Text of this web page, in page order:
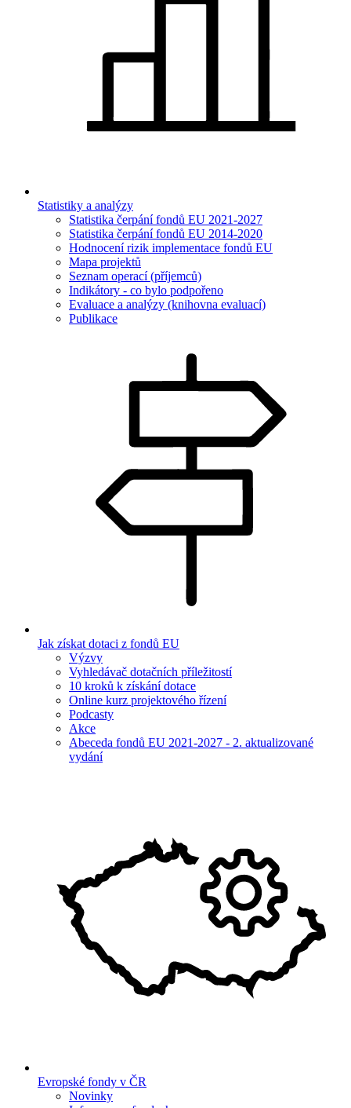
Statistiky a analýzy
Statistika čerpání fondů EU 2021-2027
Statistika čerpání fondů EU 2014-2020
Hodnocení rizik implementace fondů EU
Mapa projektů
Seznam operací (příjemců)
Indikátory - co bylo podpořeno
Evaluace a analýzy (knihovna evaluací)
Publikace
Jak získat dotaci z fondů EU
Výzvy
Vyhledávač dotačních příležitostí
10 kroků k získání dotace
Online kurz projektového řízení
Podcasty
Akce
Abeceda fondů EU 2021-2027 - 2. aktualizované
vydání
Evropské fondy v ČR
Novinky